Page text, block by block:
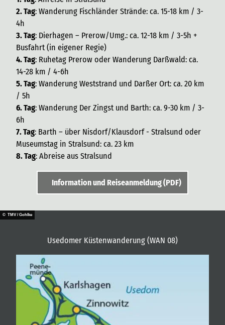
2. Tag: Wanderung Fischländer Strände: ca. 15-18 km / 3-
4h
3. Tag: Dierhagen – Prerow/Umg.: ca. 12-18 km / 3-5h +
Busfahrt (in eigener Regie)
4. Tag: Ruhetag Prerow oder Wanderung Darßwald: ca.
14-28 km / 4-6h
5. Tag: Wanderung Weststrand und Darßer Ort: ca. 20 km
/ 5h
6. Tag: Wanderung Der Zingst und Barth: ca. 9-30 km / 3-
6h
7. Tag: Barth – über Nisdorf/Klausdorf - Stralsund oder
Museumstag in Stralsund: ca. 23 km
8. Tag: Abreise aus Stralsund
Information und Reiseanmeldung (PDF)
© TMV / Gohlke
Usedomer Küstenwanderung (WAN 08)